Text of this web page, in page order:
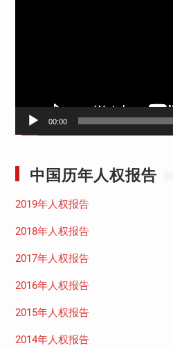
00:00
中国历年人权报告
2019年人权报告
2018年人权报告
2017年人权报告
2016年人权报告
2015年人权报告
2014年人权报告